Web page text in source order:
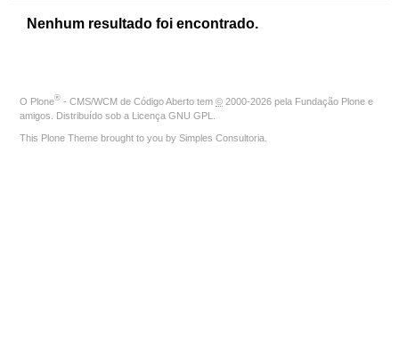
Nenhum resultado foi encontrado.
O Plone® - CMS/WCM de Código Aberto tem © 2000-2026 pela Fundação Plone e
amigos. Distribuído sob a Licença GNU GPL
This Plone Theme brought to you by Simples Consultoria